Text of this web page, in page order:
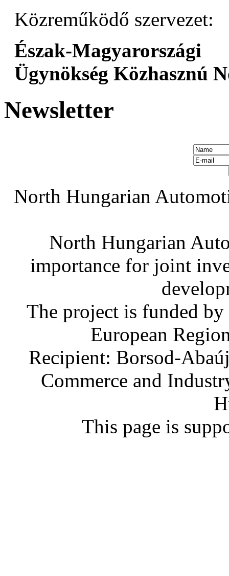
Közreműködő szervezet:
Észak-
Ügynökség Közhasznú
Newsletter
North Hungarian
North Hungarian
importance for joint
The project is funded
European
Recipient: Borsod-
Commerce and
This page is